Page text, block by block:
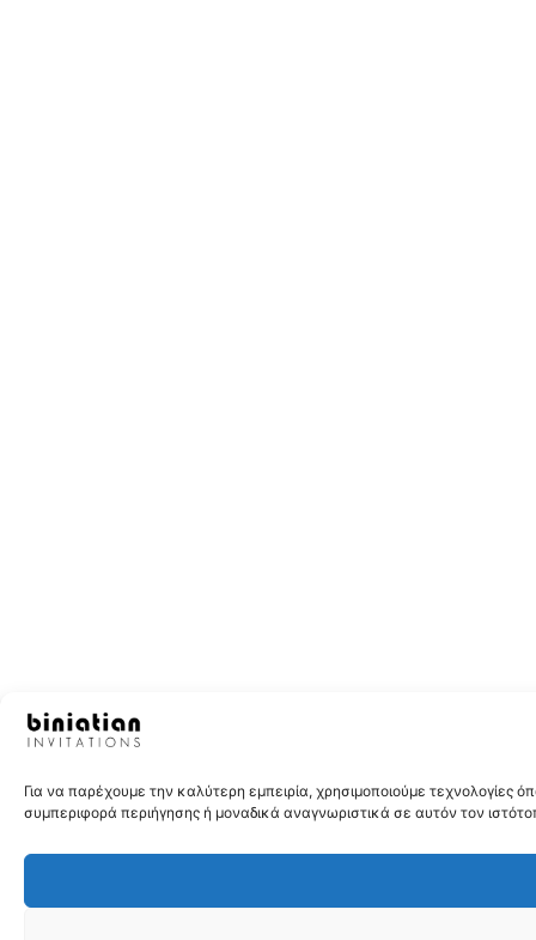
Για να παρέχουμε την καλύτερη εμπειρία, χρησιμοποιούμε
συμπεριφορά περιήγησης ή μοναδικά αναγνωριστικά σε αυτόν τον